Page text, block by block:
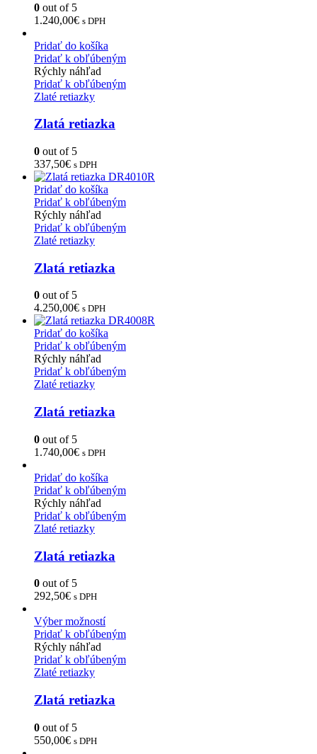
0 out of 5
1.240,00€ s DPH
Pridať do košíka
Pridať k obľúbeným
Rýchly náhľad
Pridať k obľúbeným
Zlaté retiazky
Zlatá retiazka
0 out of 5
337,50€ s DPH
Pridať do košíka
Pridať k obľúbeným
Rýchly náhľad
Pridať k obľúbeným
Zlaté retiazky
Zlatá retiazka
0 out of 5
4.250,00€ s DPH
Pridať do košíka
Pridať k obľúbeným
Rýchly náhľad
Pridať k obľúbeným
Zlaté retiazky
Zlatá retiazka
0 out of 5
1.740,00€ s DPH
Pridať do košíka
Pridať k obľúbeným
Rýchly náhľad
Pridať k obľúbeným
Zlaté retiazky
Zlatá retiazka
0 out of 5
292,50€ s DPH
Výber možností
Pridať k obľúbeným
Rýchly náhľad
Pridať k obľúbeným
Zlaté retiazky
Zlatá retiazka
0 out of 5
550,00€ s DPH